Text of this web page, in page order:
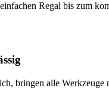
Regal bis zum
bringen alle Werkzeuge